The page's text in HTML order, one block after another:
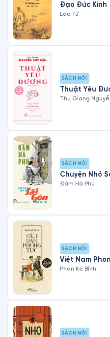
Đạo Đức Kinh
Lão Tử
SÁCH NÓI
Thuật Yêu
Thu Giang
SÁCH NÓI
Chuyện Nhỏ
Đàm Hà Phú
SÁCH NÓI
Việt Nam
Phan Kế Bính
SÁCH NÓI